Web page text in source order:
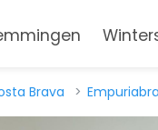
Brava